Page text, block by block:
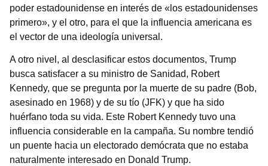
poder estadounidense en interés de «los estadounidenses
primero», y el otro, para el que la influencia americana es
el vector de una ideología universal.
A otro nivel, al desclasificar estos documentos, Trump
busca satisfacer a su ministro de Sanidad, Robert
Kennedy, que se pregunta por la muerte de su padre (Bob,
asesinado en 1968) y de su tío (JFK) y que ha sido
huérfano toda su vida. Este Robert Kennedy tuvo una
influencia considerable en la campaña. Su nombre tendió
un puente hacia un electorado demócrata que no estaba
naturalmente interesado en Donald Trump.